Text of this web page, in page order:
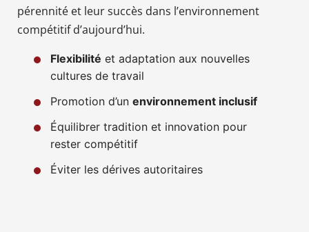
pérennité et leur succès dans l’environnement
compétitif d’aujourd’hui.
Flexibilité et adaptation aux nouvelles
cultures de travail
Promotion d’un environnement inclusif
Équilibrer tradition et innovation pour
rester compétitif
Éviter les dérives autoritaires